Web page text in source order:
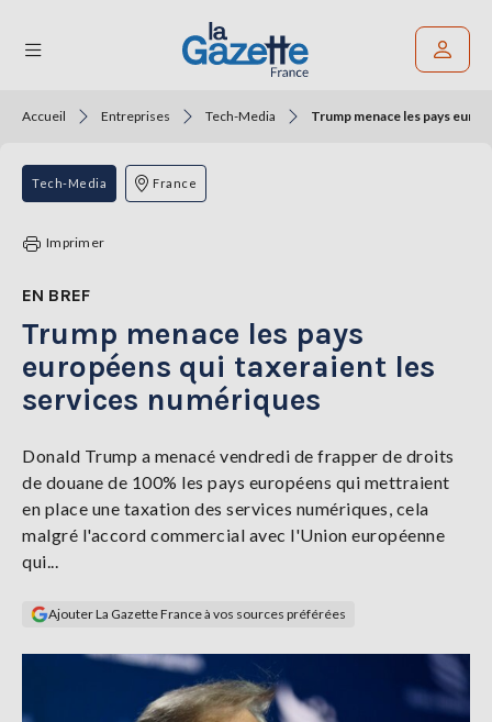
THÉMATIQUES
RÉGIONS
TENDANCES
SERVICES
LA
Se
connecter
Accueil Entreprises Tech-Media Trump menace les pays
Tech-Media France
Imprimer
EN BREF
Trump menace les pays
européens qui taxeraient les
services numériques
Donald Trump a menacé vendredi de frapper de droits
de douane de 100% les pays européens qui mettraient
en place une taxation des services numériques, cela
malgré l'accord commercial avec l'Union européenne
qui...
Ajouter La Gazette France à vos sources préférées